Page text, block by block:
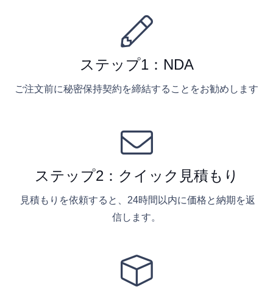
ステップ1：NDA
ご注文前に秘密保持契約を締結することをお勧めします
ステップ2：クイック見積もり
見積もりを依頼すると、24時間以内に価格と納期を返
信します。